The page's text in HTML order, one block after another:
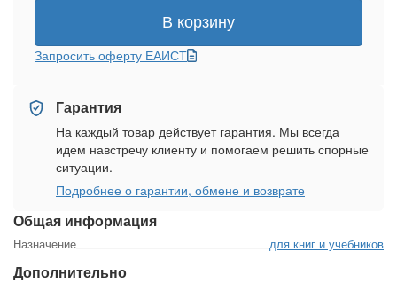
Общая информация
Назначение для книг и учебников
Дополнительно
В корзину
Запросить оферту ЕАИСТ
Гарантия
На каждый товар действует гарантия. Мы всегда
идем навстречу клиенту и помогаем решить спорные
ситуации.
Подробнее о гарантии, обмене и возврате